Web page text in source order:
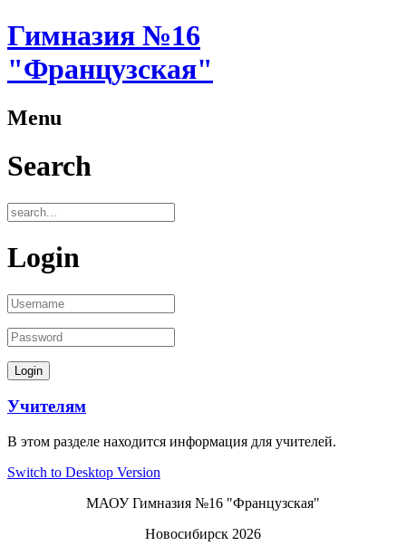
Гимназия №16
"Французская"
Menu
Search
Login
Учителям
В этом разделе находится информация для учителей.
Switch to Desktop Version
МАОУ Гимназия №16 "Французская"
Новосибирск 2026